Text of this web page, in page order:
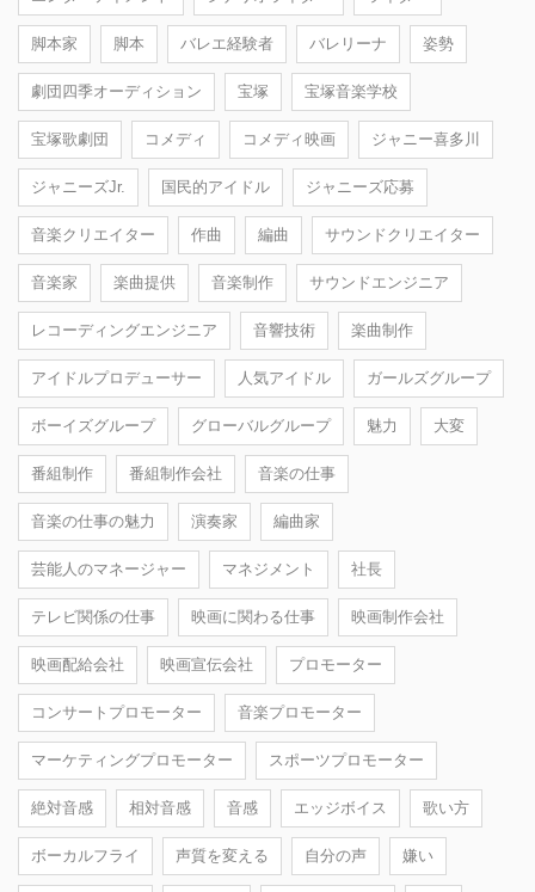
脚本家 脚本 バレエ経験者 バレリーナ 姿勢
劇団四季オーディション 宝塚 宝塚音楽学校
宝塚歌劇団 コメディ コメディ映画 ジャニー喜多川
ジャニーズJr. 国民的アイドル ジャニーズ応募
音楽クリエイター 作曲 編曲 サウンドクリエイター
音楽家 楽曲提供 音楽制作 サウンドエンジニア
レコーディングエンジニア 音響技術 楽曲制作
アイドルプロデューサー 人気アイドル ガールズグループ
ボーイズグループ グローバルグループ 魅力 大変
番組制作 番組制作会社 音楽の仕事
音楽の仕事の魅力 演奏家 編曲家
芸能人のマネージャー マネジメント 社長
テレビ関係の仕事 映画に関わる仕事 映画制作会社
映画配給会社 映画宣伝会社 プロモーター
コンサートプロモーター 音楽プロモーター
マーケティングプロモーター スポーツプロモーター
絶対音感 相対音感 音感 エッジボイス 歌い方
ボーカルフライ 声質を変える 自分の声 嫌い